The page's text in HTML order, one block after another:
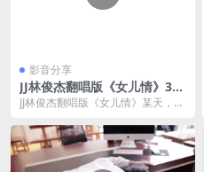
影音分享
JJ林俊杰翻唱版《女儿情》3分
57秒高能
JJ林俊杰翻唱版《女儿情》某天，斗
危险的一劫是什么...